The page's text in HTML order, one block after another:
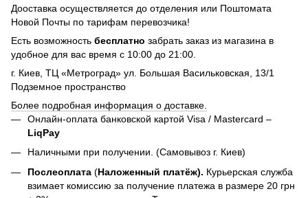
Дооставка осуществляется до отделения или Поштомата
Новой Почты по тарифам перевозчика!
Есть возможность бесплатно забрать заказ из магазина в
удобное для вас время с 10:00 до 21:00.
г. Киев, ТЦ «Метроград» ул. Большая Васильковская, 13/1
Подземное пространство
Более подробная информация о доставке.
Онлайн-оплата банковской картой Visa / Mastercard –
LiqPay
Наличными при получении. (Самовывоз г. Киев)
Послеоплата (Наложенный платёж). Курьерская служба
взимает комиссию за получение платежа в размере 20 грн